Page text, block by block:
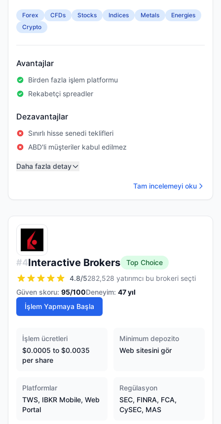
Forex CFDs Stocks Indices Metals
Energies
Crypto
Avantajlar
Birden fazla işlem platformu
Rekabetçi spreadler
Dezavantajlar
Sınırlı hisse senedi teklifleri
ABD'li müşteriler kabul edilmez
Daha fazla detay
Tam incelemeyi oku
#4Interactive Brokers
Top Choice
4.8/5282,528 yatırımcı bu brokeri seçti
Güven skoru: 95/100Deneyim: 47yıl
İşlem Yapmaya Başla
İşlem ücretleri
$0.0005 to $0.0035
per share
Minimum depozito
Web sitesini gör
Platformlar
TWS, IBKR Mobile, Web
Portal
Regülasyon
SEC, FINRA, FCA,
CySEC, MAS